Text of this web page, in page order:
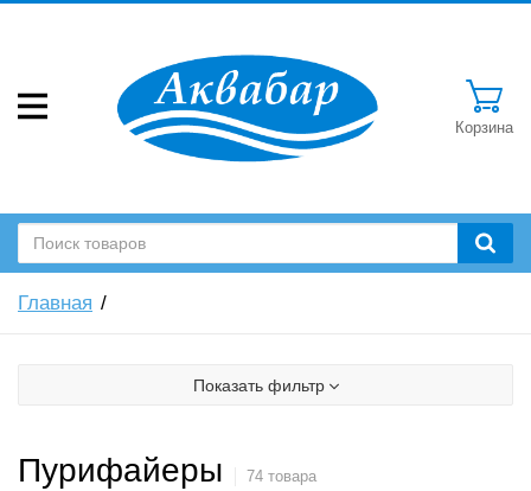
Корзина
Главная
Показать фильтр
Пурифайеры 74 товара